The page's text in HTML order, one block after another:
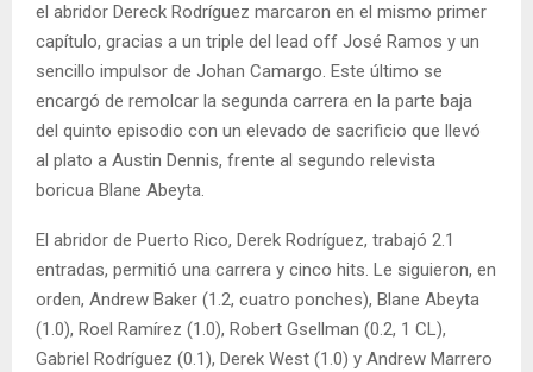
el abridor Dereck Rodríguez marcaron en el mismo primer
capítulo, gracias a un triple del lead off José Ramos y un
sencillo impulsor de Johan Camargo. Este último se
encargó de remolcar la segunda carrera en la parte baja
del quinto episodio con un elevado de sacrificio que llevó
al plato a Austin Dennis, frente al segundo relevista
boricua Blane Abeyta.
El abridor de Puerto Rico, Derek Rodríguez, trabajó 2.1
entradas, permitió una carrera y cinco hits. Le siguieron, en
orden, Andrew Baker (1.2, cuatro ponches), Blane Abeyta
(1.0), Roel Ramírez (1.0), Robert Gsellman (0.2, 1 CL),
Gabriel Rodríguez (0.1), Derek West (1.0) y Andrew Marrero